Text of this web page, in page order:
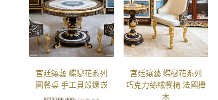
宮廷鑲藝 蝶戀花系列
圓餐桌 手工貝殼鑲嵌
宮廷鑲藝 蝶戀花系列
巧克力絲絨餐椅 法國櫸
木